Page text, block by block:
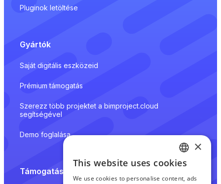
Pluginok letöltése
Gyártók
Saját digitális eszközeid
Prémium támogatás
Szerezz több projektet a bimproject.cloud
segítségével
Demo foglalása
Támogatás
ENGLISH
CZECH
×
This website uses cookies
We use cookies to personalise content, ads